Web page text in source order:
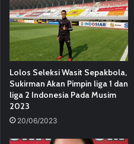
Lolos Seleksi Wasit Sepakbola,
Sukirman Akan Pimpin liga 1 dan
liga 2 Indonesia Pada Musim
2023
20/06/2023